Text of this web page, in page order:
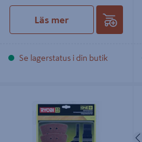
Läs mer
Se lagerstatus i din butik